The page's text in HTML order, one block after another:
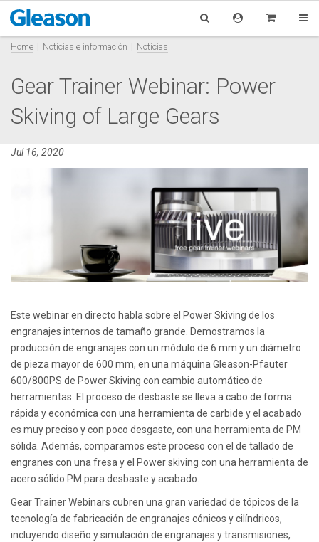
Home Noticias e información Noticias
Gear Trainer Webinar: Power
Skiving of Large Gears
Jul 16, 2020
Este webinar en directo habla sobre el Power Skiving de los
engranajes internos de tamaño grande. Demostramos la
producción de engranajes con un módulo de 6 mm y un diámetro
de pieza mayor de 600 mm, en una máquina Gleason-Pfauter
600/800PS de Power Skiving con cambio automático de
herramientas. El proceso de desbaste se lleva a cabo de forma
rápida y económica con una herramienta de carbide y el acabado
es muy preciso y con poco desgaste, con una herramienta de PM
sólida. Además, comparamos este proceso con el de tallado de
engranes con una fresa y el Power skiving con una herramienta de
acero sólido PM para desbaste y acabado.
Gear Trainer Webinars cubren una gran variedad de tópicos de la
tecnología de fabricación de engranajes cónicos y cilíndricos,
incluyendo diseño y simulación de engranajes y transmisiones,